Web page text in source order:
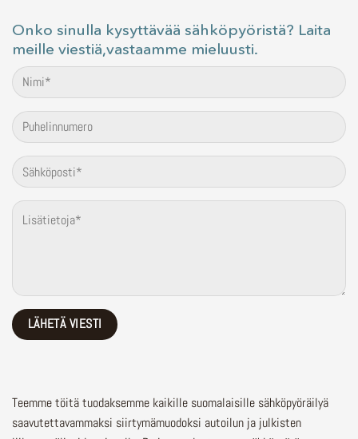
Onko sinulla kysyttävää sähköpyöristä? Laita
meille viestiä,vastaamme mieluusti.
Teemme töitä tuodaksemme kaikille suomalaisille sähköpyöräilyä
saavutettavammaksi siirtymämuodoksi autoilun ja julkisten